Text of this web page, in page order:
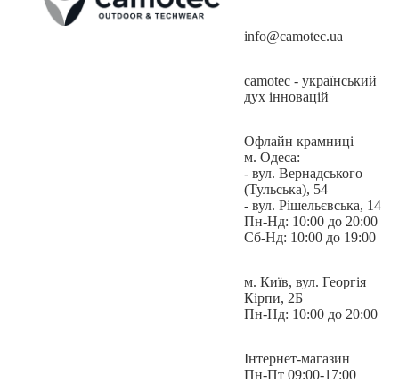
М'який неопреновий футляр з карабіном.
Перфорація у верхній частині оправи (додаткова
info@camotec.ua
camotec - український
дух інновацій
Офлайн крамниці
м. Одеса:
- вул. Вернадського
(Тульська), 54
- вул. Рішельєвська, 14
Пн-Нд: 10:00 до 20:00
Сб-Нд: 10:00 до 19:00
м. Київ, вул. Георгія
Кірпи, 2Б
Пн-Нд: 10:00 до 20:00
Інтернет-магазин
Пн-Пт 09:00-17:00